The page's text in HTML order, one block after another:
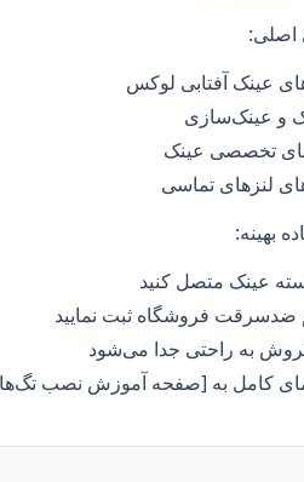
اصلی:
عینک آفتابی لوکس
و عینک‌سازی
تخصصی عینک
لنزهای تماسی
بهینه:
عینک متصل کنید
فروشگاه ثبت نمایید
به راحتی جدا می‌شود
کامل به [صفحه آموزش نصب